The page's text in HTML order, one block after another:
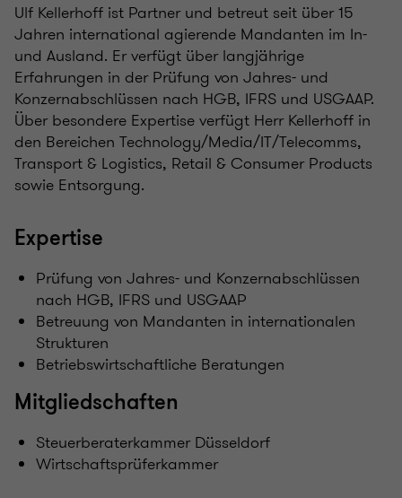
Ulf Kellerhoff ist Partner und betreut seit über 15
Jahren international agierende Mandanten im In-
und Ausland. Er verfügt über langjährige
Erfahrungen in der Prüfung von Jahres- und
Konzernabschlüssen nach HGB, IFRS und USGAAP.
Über besondere Expertise verfügt Herr Kellerhoff in
den Bereichen Technology/Media/IT/Telecomms,
Transport & Logistics, Retail & Consumer Products
sowie Entsorgung.
Expertise
Prüfung von Jahres- und Konzernabschlüssen
nach HGB, IFRS und USGAAP
Betreuung von Mandanten in internationalen
Strukturen
Betriebswirtschaftliche Beratungen
Mitgliedschaften
Steuerberaterkammer Düsseldorf
Wirtschaftsprüferkammer